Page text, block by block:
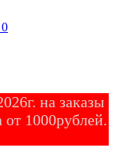
0
на заказы
1000рублей.